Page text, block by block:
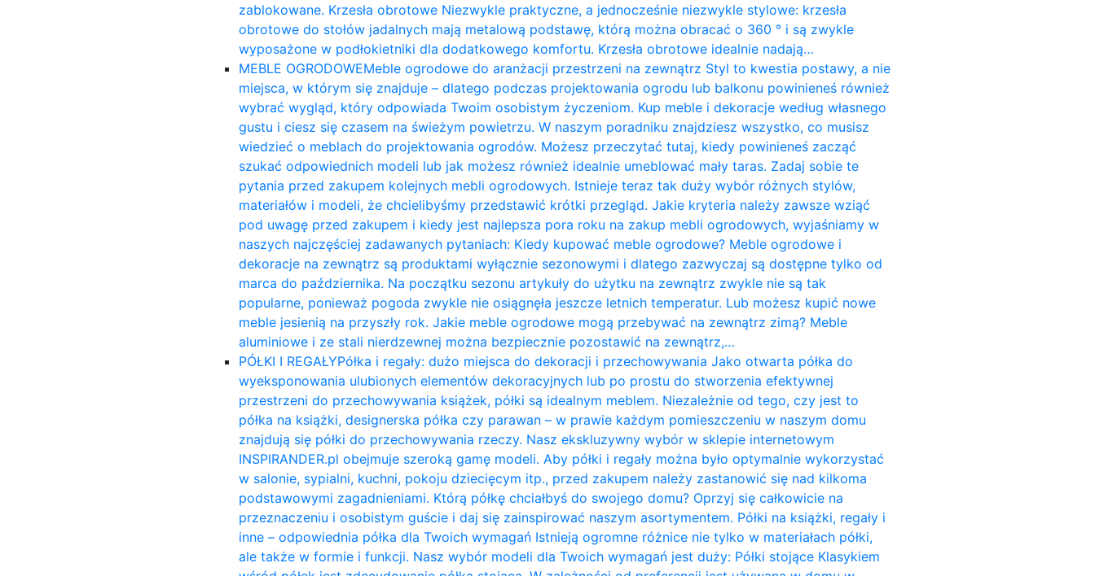
zablokowane. Krzesła obrotowe Niezwykle praktyczne, a jednocześnie niezwykle stylowe: krzesła
obrotowe do stołów jadalnych mają metalową podstawę, którą można obracać o 360 ° i są zwykle
wyposażone w podłokietniki dla dodatkowego komfortu. Krzesła obrotowe idealnie nadają…
MEBLE OGRODOWEMeble ogrodowe do aranżacji przestrzeni na zewnątrz Styl to kwestia postawy, a nie
miejsca, w którym się znajduje – dlatego podczas projektowania ogrodu lub balkonu powinieneś również
wybrać wygląd, który odpowiada Twoim osobistym życzeniom. Kup meble i dekoracje według własnego
gustu i ciesz się czasem na świeżym powietrzu. W naszym poradniku znajdziesz wszystko, co musisz
wiedzieć o meblach do projektowania ogrodów. Możesz przeczytać tutaj, kiedy powinieneś zacząć
szukać odpowiednich modeli lub jak możesz również idealnie umeblować mały taras. Zadaj sobie te
pytania przed zakupem kolejnych mebli ogrodowych. Istnieje teraz tak duży wybór różnych stylów,
materiałów i modeli, że chcielibyśmy przedstawić krótki przegląd. Jakie kryteria należy zawsze wziąć
pod uwagę przed zakupem i kiedy jest najlepsza pora roku na zakup mebli ogrodowych, wyjaśniamy w
naszych najczęściej zadawanych pytaniach: Kiedy kupować meble ogrodowe? Meble ogrodowe i
dekoracje na zewnątrz są produktami wyłącznie sezonowymi i dlatego zazwyczaj są dostępne tylko od
marca do października. Na początku sezonu artykuły do ​​użytku na zewnątrz zwykle nie są tak
popularne, ponieważ pogoda zwykle nie osiągnęła jeszcze letnich temperatur. Lub możesz kupić nowe
meble jesienią na przyszły rok. Jakie meble ogrodowe mogą przebywać na zewnątrz zimą? Meble
aluminiowe i ze stali nierdzewnej można bezpiecznie pozostawić na zewnątrz,…
PÓŁKI I REGAŁYPółka i regały: dużo miejsca do dekoracji i przechowywania Jako otwarta półka do
wyeksponowania ulubionych elementów dekoracyjnych lub po prostu do stworzenia efektywnej
przestrzeni do przechowywania książek, półki są idealnym meblem. Niezależnie od tego, czy jest to
półka na książki, designerska półka czy parawan – w prawie każdym pomieszczeniu w naszym domu
znajdują się półki do przechowywania rzeczy. Nasz ekskluzywny wybór w sklepie internetowym
INSPIRANDER.pl obejmuje szeroką gamę modeli. Aby półki i regały można było optymalnie wykorzystać
w salonie, sypialni, kuchni, pokoju dziecięcym itp., przed zakupem należy zastanowić się nad kilkoma
podstawowymi zagadnieniami. Którą półkę chciałbyś do swojego domu? Oprzyj się całkowicie na
przeznaczeniu i osobistym guście i daj się zainspirować naszym asortymentem. Półki na książki, regały i
inne – odpowiednia półka dla Twoich wymagań Istnieją ogromne różnice nie tylko w materiałach półki,
ale także w formie i funkcji. Nasz wybór modeli dla Twoich wymagań jest duży: Półki stojące Klasykiem